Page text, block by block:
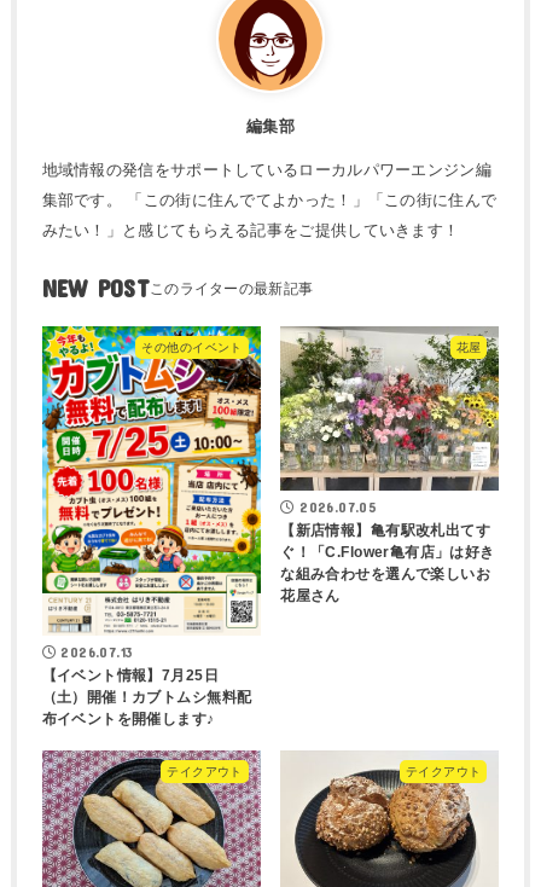
編集部
地域情報の発信をサポートしているローカルパワーエンジン編
集部です。 「この街に住んでてよかった！」「この街に住んで
みたい！」と感じてもらえる記事をご提供していきます！
NEW POST
その他のイベント
2026.07.13
【イベント情報】7月25日
（土）開催！カブトムシ無料配
布イベントを開催します♪
花屋
2026.07.05
【新店情報】亀有駅改札出てす
ぐ！「C.Flower亀有店」は好き
な組み合わせを選んで楽しいお
花屋さん
テイクアウト テイクアウト